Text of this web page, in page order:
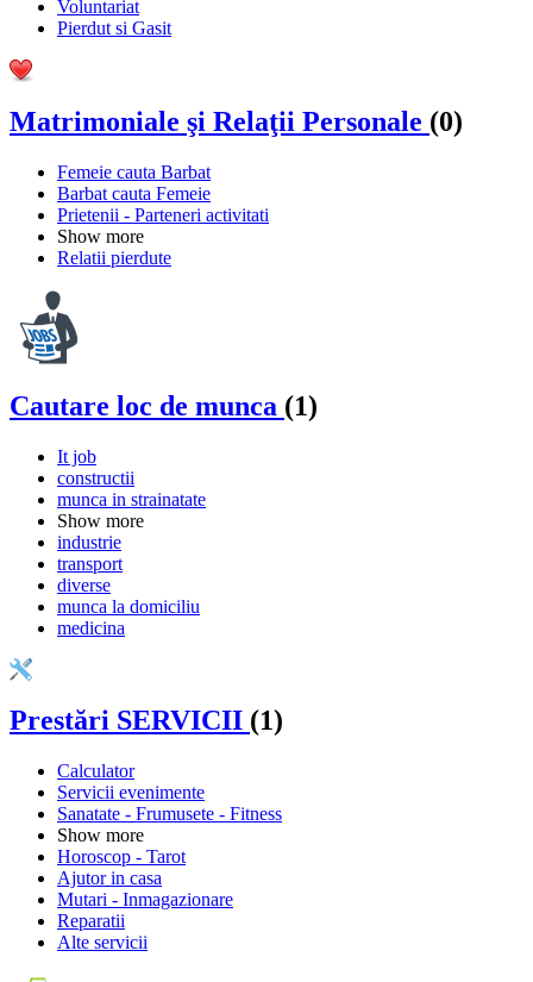
Voluntariat
Pierdut si Gasit
Matrimoniale şi Relaţii Personale (0)
Femeie cauta Barbat
Barbat cauta Femeie
Prietenii - Parteneri activitati
Show more
Relatii pierdute
Cautare loc de munca (1)
It job
constructii
munca in strainatate
Show more
industrie
transport
diverse
munca la domiciliu
medicina
Prestări SERVICII (1)
Calculator
Servicii evenimente
Sanatate - Frumusete - Fitness
Show more
Horoscop - Tarot
Ajutor in casa
Mutari - Inmagazionare
Reparatii
Alte servicii